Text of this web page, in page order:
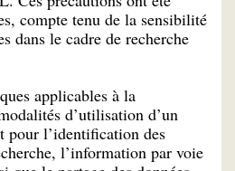
compte tenu de la sensibilité
dans le cadre de recherche
applicables à la
d’utilisation d’un
pour l’identification des
l’information par voie